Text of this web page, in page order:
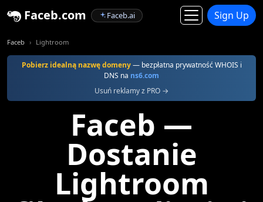
Faceb.com Faceb.ai Sign Up
Faceb Lightroom
Pobierz idealną nazwę domeny— bezpłatna prywatność WHOIS i
DNS na ns6.com
Usuń reklamy z PRO →
Faceb —
Dostanie
Lightroom